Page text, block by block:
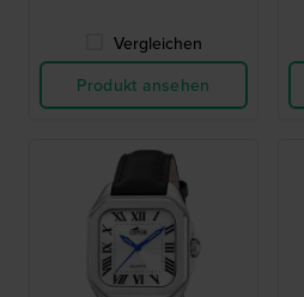
Vergleichen
Produkt ansehen